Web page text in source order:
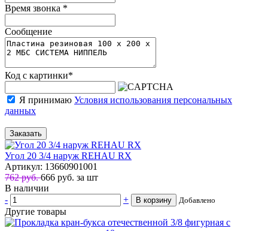
Время звонка *
Сообщение
Код с картинки*
Я принимаю Условия использования персональных
данных
Заказать
Угол 20 3/4 наруж REHAU RX
Артикул: 13660901001
762 руб.666 руб. за шт
В наличии
-
+ В корзину Добавлено
Другие товары